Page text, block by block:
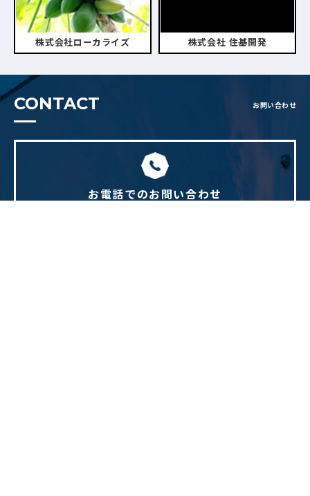
株式会社ローカライズ 株式会社 住基開発
CONTACT お問い合わせ
お電話でのお問い合わせ